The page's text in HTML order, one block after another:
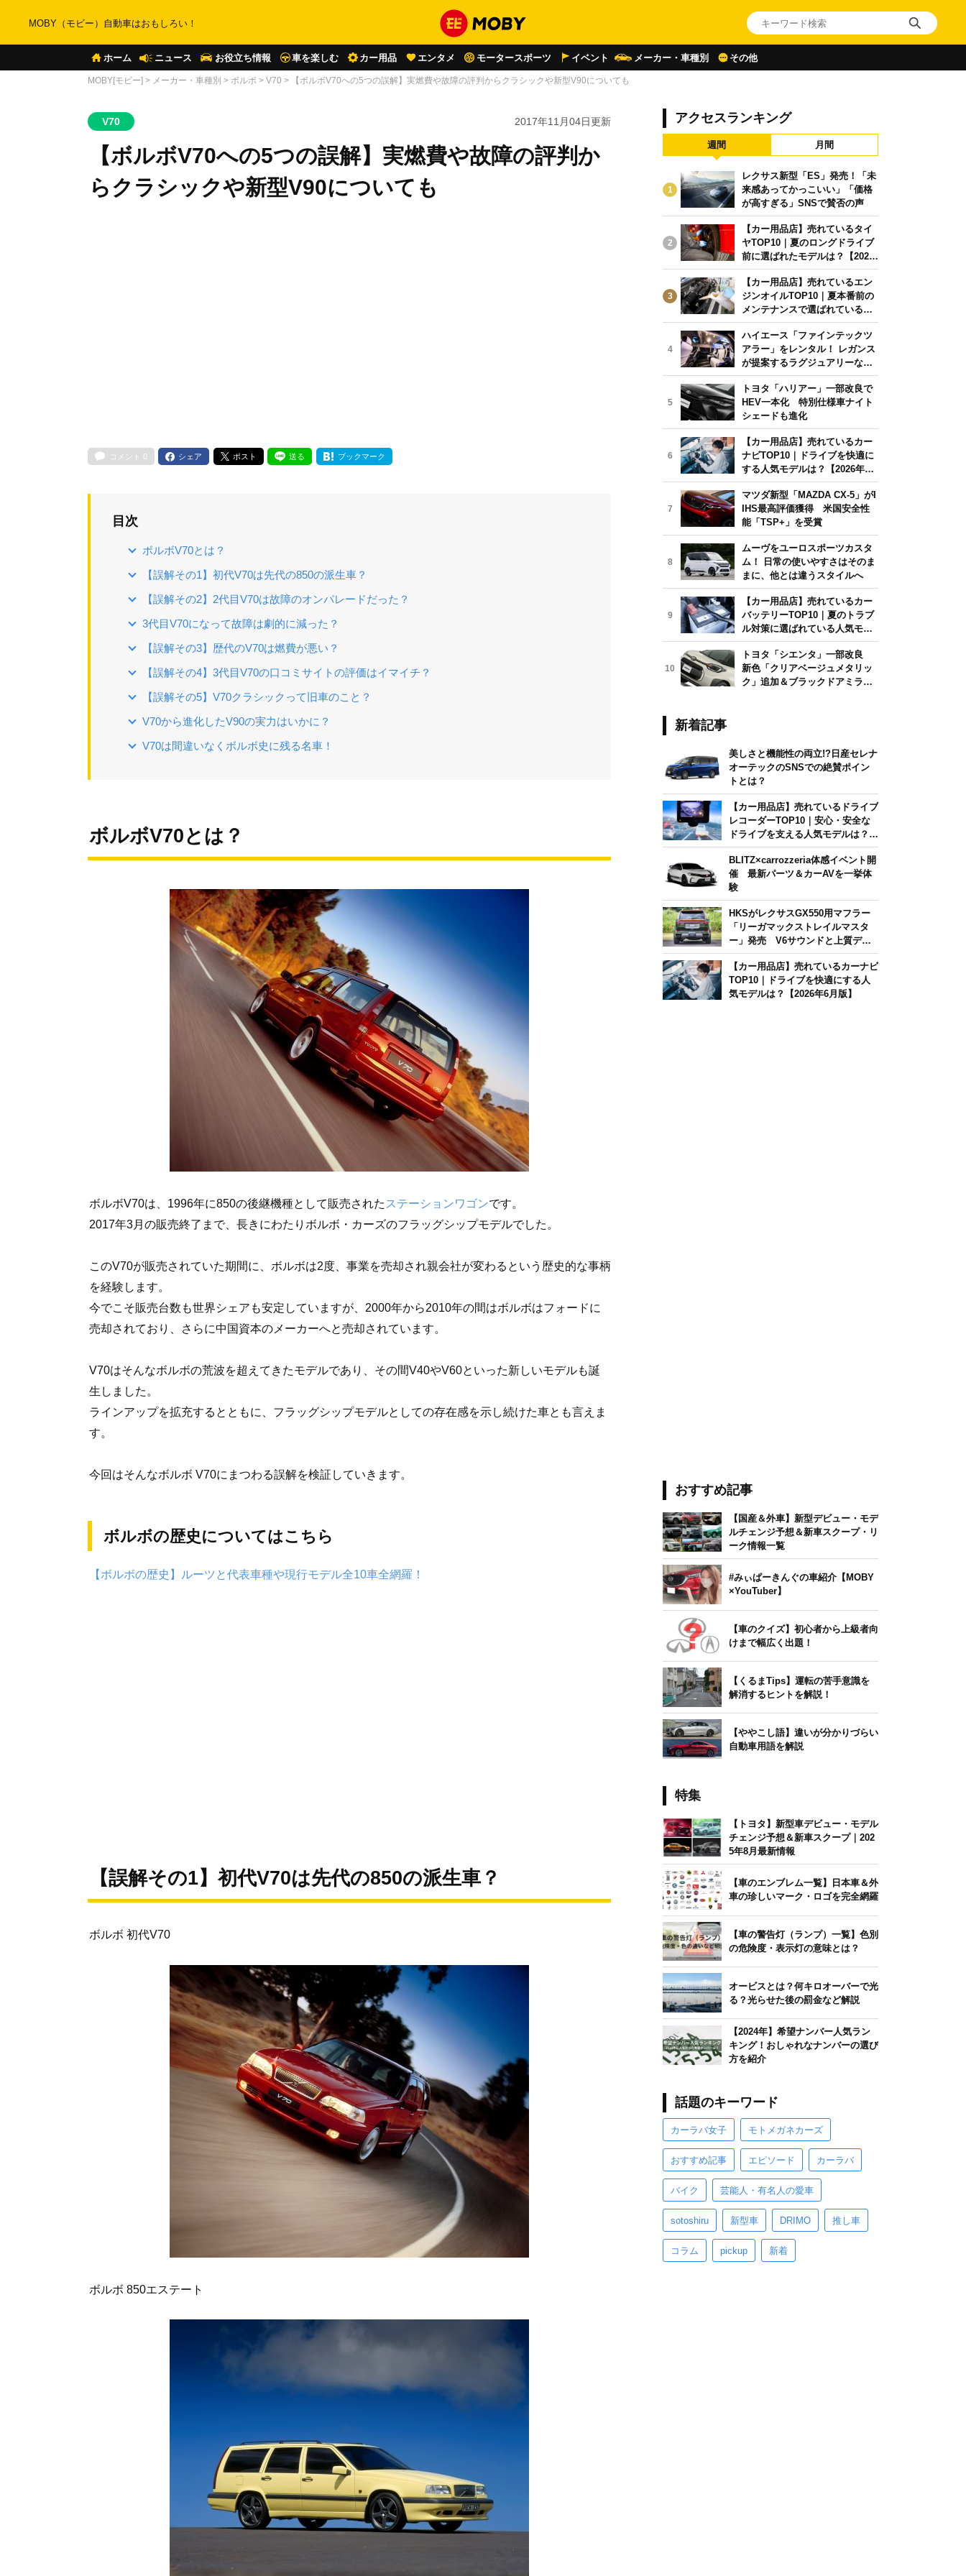
MOBY（モビー）自動車はおもしろい！
ホーム ニュース お役立ち情報 車を楽しむ カー用品 エンタメ モータースポーツ イベント メーカー・車種別 その他
MOBY[モビー] > メーカー・車種別 > ボルボ > V70 > 【ボルボV70への5つの誤解】実燃費や故障の評判からクラシックや新型V90についても
V70 2017年11月04日更新
【ボルボV70への5つの誤解】実燃費や故障の評判か
らクラシックや新型V90についても
コメント 0 シェア ポスト 送る ブックマーク
目次
ボルボV70とは？
【誤解その1】初代V70は先代の850の派生車？
【誤解その2】2代目V70は故障のオンパレードだった？
3代目V70になって故障は劇的に減った？
【誤解その3】歴代のV70は燃費が悪い？
【誤解その4】3代目V70の口コミサイトの評価はイマイチ？
【誤解その5】V70クラシックって旧車のこと？
V70から進化したV90の実力はいかに？
V70は間違いなくボルボ史に残る名車！
ボルボV70とは？
ボルボV70は、1996年に850の後継機種として販売された ステーションワゴンです。
2017年3月の販売終了まで、長きにわたりボルボ・カーズのフラッグシップモデルでした。
このV70が販売されていた期間に、ボルボは2度、事業を売却され親会社が変わるという歴史的な事柄
を経験します。
今でこそ販売台数も世界シェアも安定していますが、2000年から2010年の間はボルボはフォードに
売却されており、さらに中国資本のメーカーへと売却されています。
V70はそんなボルボの荒波を超えてきたモデルであり、その間V40やV60といった新しいモデルも誕
生しました。
ラインアップを拡充するとともに、フラッグシップモデルとしての存在感を示し続けた車とも言えま
す。
今回はそんなボルボ V70にまつわる誤解を検証していきます。
ボルボの歴史についてはこちら
【ボルボの歴史】ルーツと代表車種や現行モデル全10車全網羅！
【誤解その1】初代V70は先代の850の派生車？
ボルボ 初代V70
ボルボ 850エステート
アクセスランキング
週間 月間
1
レクサス新型「ES」発売！「未
来感あってかっこいい」「価格
が高すぎる」SNSで賛否の声
2
【カー用品店】売れているタイ
ヤTOP10｜夏のロングドライブ
前に選ばれたモデルは？【2026
年6月版】
3
【カー用品店】売れているエン
ジンオイルTOP10｜夏本番前の
メンテナンスで選ばれている人
気モデルは？【2026年6月版】
4
ハイエース「ファインテックツ
アラー」をレンタル！ レガンス
が提案するラグジュアリーな移
動体験
5
トヨタ「ハリアー」一部改良で
HEV一本化 特別仕様車ナイト
シェードも進化
6
【カー用品店】売れているカー
ナビTOP10｜ドライブを快適に
する人気モデルは？【2026年6
月版】
7
マツダ新型「MAZDA CX-5」がI
IHS最高評価獲得 米国安全性
能「TSP+」を受賞
8
ムーヴをユーロスポーツカスタ
ム！ 日常の使いやすさはそのま
まに、他とは違うスタイルへ
9
【カー用品店】売れているカー
バッテリーTOP10｜夏のトラブ
ル対策に選ばれている人気モデ
ルは？【2026年6月版】
10
トヨタ「シエンタ」一部改良
新色「クリアベージュメタリッ
ク」追加＆ブラックドアミラー
新着記事
美しさと機能性の両立!?日産セレナ
オーテックのSNSでの絶賛ポイン
トとは？
【カー用品店】売れているドライブ
レコーダーTOP10｜安心・安全な
ドライブを支える人気モデルは？
【2026年6月版】
BLITZ×carrozzeria体感イベント開
催 最新パーツ＆カーAVを一挙体
験
HKSがレクサスGX550用マフラー
「リーガマックストレイルマスタ
ー」発売 V6サウンドと上質デザ
インを両立
【カー用品店】売れているカーナビ
TOP10｜ドライブを快適にする人
気モデルは？【2026年6月版】
おすすめ記事
【国産＆外車】新型デビュー・モデ
ルチェンジ予想＆新車スクープ・リ
ーク情報一覧
#みぃぱーきんぐの車紹介【MOBY
×YouTuber】
【車のクイズ】初心者から上級者向
けまで幅広く出題！
【くるまTips】運転の苦手意識を
解消するヒントを解説！
【ややこし語】違いが分かりづらい
自動車用語を解説
特集
【トヨタ】新型車デビュー・モデル
チェンジ予想＆新車スクープ｜202
5年8月最新情報
【車のエンブレム一覧】日本車＆外
車の珍しいマーク・ロゴを完全網羅
【車の警告灯（ランプ）一覧】色別
の危険度・表示灯の意味とは？
オービスとは？何キロオーバーで光
る？光らせた後の罰金など解説
【2024年】希望ナンバー人気ラン
キング！おしゃれなナンバーの選び
方を紹介
話題のキーワード
カーラバ女子 モトメガネカーズ
おすすめ記事 エピソード カーラバ
バイク 芸能人・有名人の愛車
sotoshiru 新型車 DRIMO 推し車
コラム pickup 新着